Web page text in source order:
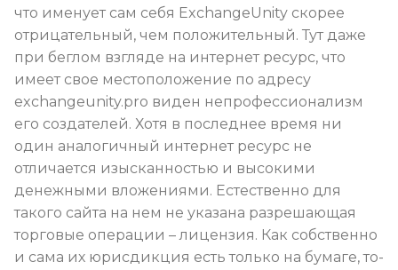
что именует сам себя ExchangeUnity скорее
отрицательный, чем положительный. Тут даже
при беглом взгляде на интернет ресурс, что
имеет свое местоположение по адресу
exchangeunity.pro виден непрофессионализм
его создателей. Хотя в последнее время ни
один аналогичный интернет ресурс не
отличается изысканностью и высокими
денежными вложениями. Естественно для
такого сайта на нем не указана разрешающая
торговые операции – лицензия. Как собственно
и сама их юрисдикция есть только на бумаге, то-